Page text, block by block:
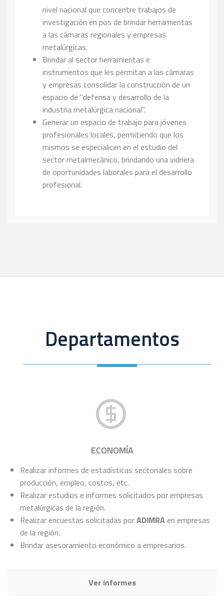
nivel nacional que concentre trabajos de
investigación en pos de brindar herramientas
a las cámaras regionales y empresas
metalúrgicas.
Brindar al sector herramientas e
instrumentos que les permitan a las cámaras
y empresas consolidar la construcción de un
espacio de "defensa y desarrollo de la
industria metalúrgica nacional".
Generar un espacio de trabajo para jóvenes
profesionales locales, permitiendo que los
mismos se especialicen en el estudio del
sector metalmecánico, brindando una vidriera
de oportunidades laborales para el desarrollo
profesional.
Departamentos
ECONOMÍA
Realizar informes de estadísticas sectoriales sobre
producción, empleo, costos, etc.
Realizar estudios e informes solicitados por empresas
metalúrgicas de la región.
Realizar encuestas solicitadas porADIMRAen empresas
de la región.
Brindar asesoramiento económico a empresarios.
Ver informes